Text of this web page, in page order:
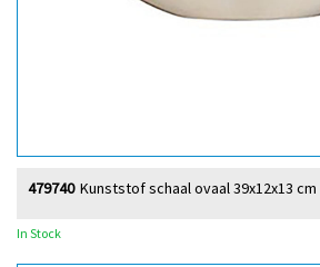
Kunststof schaal ovaal 39x12x13
479740
In Stock